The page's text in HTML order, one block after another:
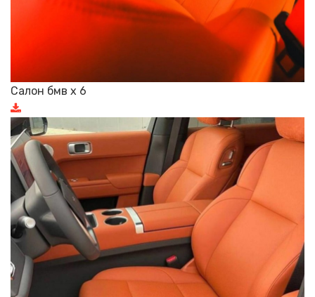
Салон бмв х 6